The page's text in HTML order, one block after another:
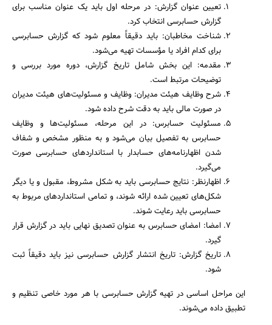
تعیین عنوان گزارش: در مرحله اول باید یک عنوان مناسب برای
گزارش حسابرسی انتخاب کرد.
شناخت مخاطبان: باید دقیقاً معلوم شود که گزارش حسابرسی
برای کدام افراد یا مؤسسات تهیه می‌شود.
مقدمه: این بخش شامل تاریخ گزارش، دوره مورد بررسی و
توضیحات مرتبط است.
شرح وظایف هیئت مدیران: وظایف و مسئولیت‌های هیئت مدیران
در صورت مالی باید به دقت شرح داده شود.
مسئولیت حسابرس: در این مرحله، مسئولیت‌ها و وظایف
حسابرس به تفصیل بیان می‌شود و به منظور مشخص و شفاف
شدن اظهارنامه‌های حسابدار با استانداردهای حسابرسی صورت
می‌گیرد.
اظهارنظر: نتایج حسابرسی باید به شکل مشروط، مقبول و یا دیگر
شکل‌های تعیین شده ارائه شوند، و تمامی استانداردهای مربوط به
حسابرسی باید رعایت شوند.
امضا: امضای حسابرس به عنوان تصدیق نهایی باید در گزارش قرار
گیرد.
تاریخ گزارش: تاریخ انتشار گزارش حسابرسی نیز باید دقیقاً ثبت
شود.
این مراحل اساسی در تهیه گزارش حسابرسی با هر مورد خاصی تنظیم و
تطبیق داده می‌شوند.